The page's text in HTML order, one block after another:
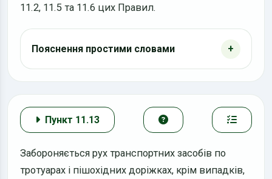
11.2, 11.5 та 11.6 цих Правил.
Пояснення простими словами
Пункт 11.13
Забороняється рух транспортних засобів по
тротуарах і пішохідних доріжках, крім випадків,